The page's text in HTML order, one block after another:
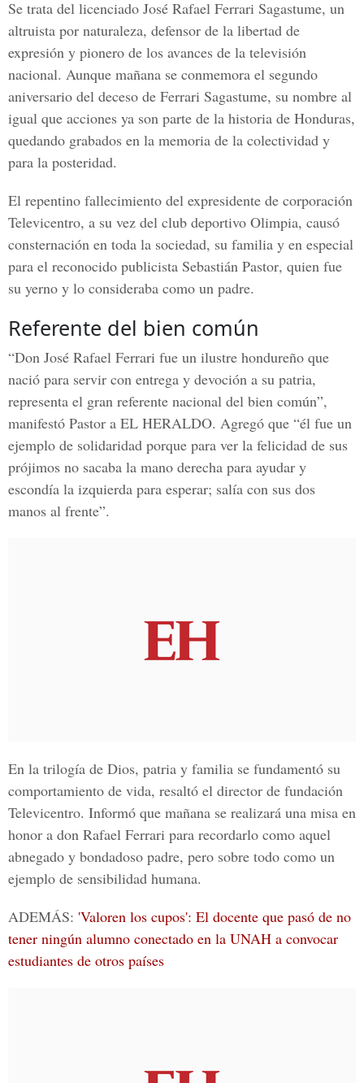
Se trata del licenciado José Rafael Ferrari Sagastume, un
altruista por naturaleza, defensor de la libertad de
expresión y pionero de los avances de la televisión
nacional. Aunque mañana se conmemora el segundo
aniversario del deceso de Ferrari Sagastume, su nombre al
igual que acciones ya son parte de la historia de Honduras,
quedando grabados en la memoria de la colectividad y
para la posteridad.
El repentino fallecimiento del expresidente de corporación
Televicentro, a su vez del club deportivo Olimpia, causó
consternación en toda la sociedad, su familia y en especial
para el reconocido publicista Sebastián Pastor, quien fue
su yerno y lo consideraba como un padre.
Referente del bien común
“Don José Rafael Ferrari fue un ilustre hondureño que
nació para servir con entrega y devoción a su patria,
representa el gran referente nacional del bien común”,
manifestó Pastor a EL HERALDO. Agregó que “él fue un
ejemplo de solidaridad porque para ver la felicidad de sus
prójimos no sacaba la mano derecha para ayudar y
escondía la izquierda para esperar; salía con sus dos
manos al frente”.
En la trilogía de Dios, patria y familia se fundamentó su
comportamiento de vida, resaltó el director de fundación
Televicentro. Informó que mañana se realizará una misa en
honor a don Rafael Ferrari para recordarlo como aquel
abnegado y bondadoso padre, pero sobre todo como un
ejemplo de sensibilidad humana.
ADEMÁS: 'Valoren los cupos': El docente que pasó de no
tener ningún alumno conectado en la UNAH a convocar
estudiantes de otros países